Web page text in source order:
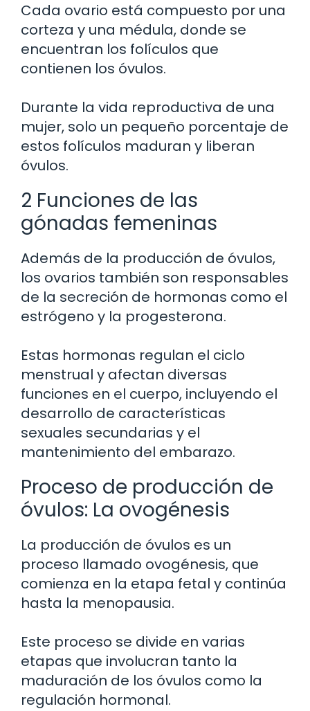
Cada ovario está compuesto por una
corteza y una médula, donde se
encuentran los folículos que
contienen los óvulos.
Durante la vida reproductiva de una
mujer, solo un pequeño porcentaje de
estos folículos maduran y liberan
óvulos.
2 Funciones de las
gónadas femeninas
Además de la producción de óvulos,
los ovarios también son responsables
de la secreción de hormonas como el
estrógeno y la progesterona.
Estas hormonas regulan el ciclo
menstrual y afectan diversas
funciones en el cuerpo, incluyendo el
desarrollo de características
sexuales secundarias y el
mantenimiento del embarazo.
Proceso de producción de
óvulos: La ovogénesis
La producción de óvulos es un
proceso llamado ovogénesis, que
comienza en la etapa fetal y continúa
hasta la menopausia.
Este proceso se divide en varias
etapas que involucran tanto la
maduración de los óvulos como la
regulación hormonal.